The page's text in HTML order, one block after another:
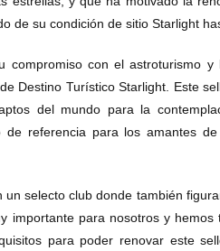
de su condición de sitio Starlight
compromiso con el astroturismo y
Destino Turístico Starlight. Este
del mundo para la
de referencia para los amantes
selecto club donde también
importante para nosotros y hemos
para poder renovar este